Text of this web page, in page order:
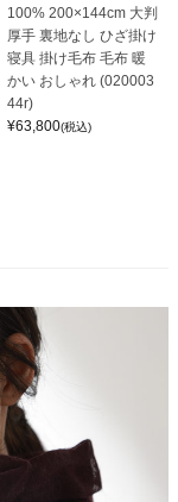
100% 200×144cm 大判
厚手 裏地なし ひざ掛け
寝具 掛け毛布 毛布 暖
かい おしゃれ (020003
44r)
¥63,800(税込)